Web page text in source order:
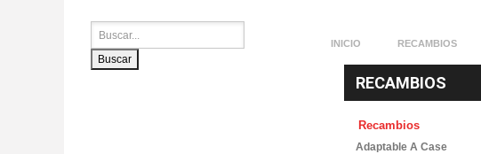
Buscar
INICIO RECAMBIOS
RECAMBIOS
Recambios
Adaptable A Case